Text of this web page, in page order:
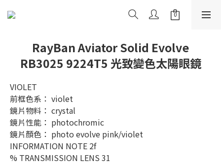
RayBan Aviator Solid Evolve
RB3025 9224T5 光致變色太陽眼鏡
VIOLET
前框色系： violet
鏡片物料： crystal
鏡片性能： photochromic
鏡片顏色： photo evolve pink/violet
INFORMATION NOTE 2f
% TRANSMISSION LENS 31